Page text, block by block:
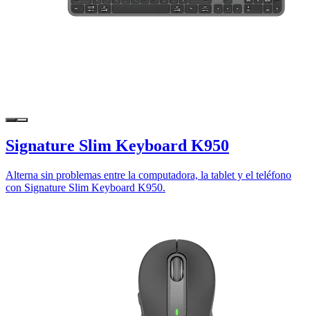
Signature Slim Keyboard K950
Alterna sin problemas entre la computadora, la tablet y el teléfono
con Signature Slim Keyboard K950.